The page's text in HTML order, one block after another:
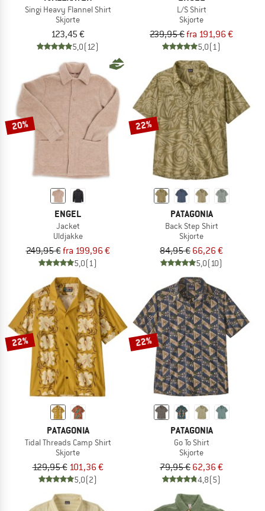
Singi Heavy Flannel Shirt
Skjorte
123,45 €
5,0(12)
L/S Shirt
Skjorte
239,95 €fra 191,96 €
5,0(1)
20%
ENGEL
Jacket
Uldjakke
249,95 €fra 199,96 €
5,0(1)
22%
PATAGONIA
Back Step Shirt
Skjorte
84,95 € 66,26 €
5,0(10)
22%
PATAGONIA
Tidal Threads Camp Shirt
Skjorte
129,95 € 101,36 €
5,0(2)
22%
PATAGONIA
Go To Shirt
Skjorte
79,95 € 62,36 €
4,8(5)